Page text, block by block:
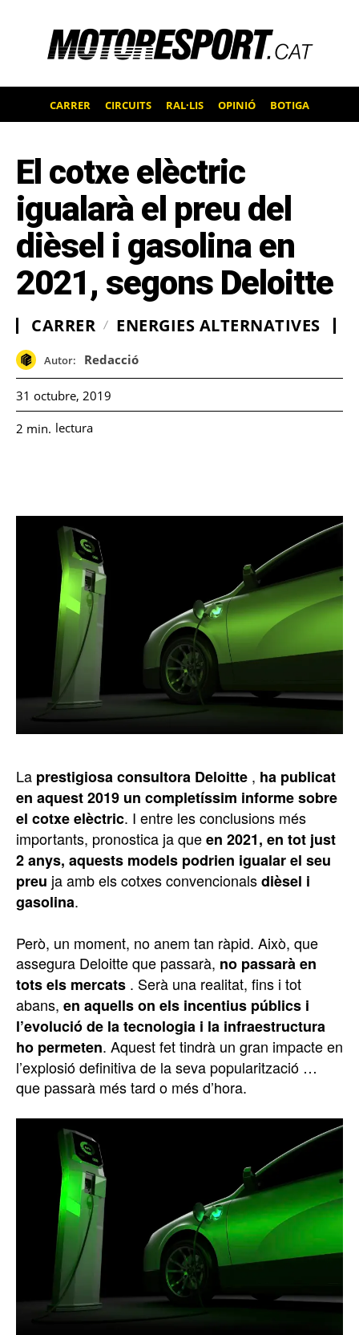
CARRER CIRCUITS RAL·LIS OPINIÓ BOTIGA
El cotxe elèctric
igualarà el preu del
dièsel i gasolina en
2021, segons Deloitte
CARRER ENERGIES ALTERNATIVES
Autor: Redacció
31 octubre, 2019
2 min. lectura
La prestigiosa consultora Deloitte , ha publicat
en aquest 2019 un completíssim informe sobre
el cotxe elèctric. I entre les conclusions més
importants, pronostica ja queen 2021, en tot just
2 anys, aquests models podrien igualar el seu
preu ja amb els cotxes convencionalsdièsel i
gasolina.
Però, un moment, no anem tan ràpid. Això, que
assegura Deloitte que passarà, no passarà en
tots els mercats . Serà una realitat, fins i tot
abans, en aquells on els incentius públics i
l’evolució de la tecnologia i la infraestructura
ho permeten. Aquest fet tindrà un gran impacte en
l’explosió definitiva de la seva popularització …
que passarà més tard o més d’hora.